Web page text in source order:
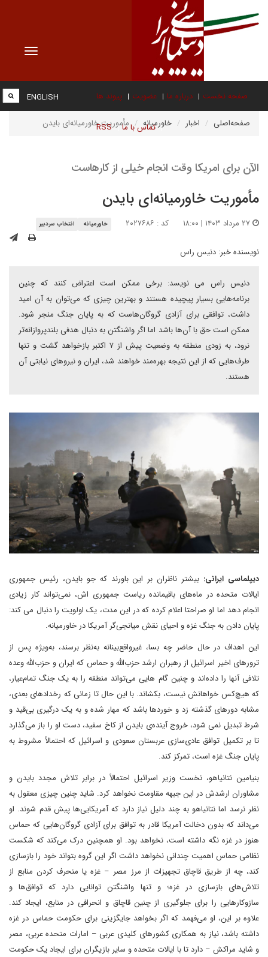
Toggle
صفحه نخست درباره ما عضویت پیوند ها
تماس با ما RSS
ENGLISH
صفحه‌اصلی اخبار خاورمیانه مأموریت خاورمیانه‌ای بایدن
الآن برای امریکا وقت انجام خیلی از کارهاست
مأموریت خاورمیانه‌ای بایدن
کد : ۲۰۲۷۶۸۶ خاورمیانه انتخاب سردبیر
نویسنده خبر: دنیس راس
دنیس راس می نویسد: برخی ممکن است اعتراض کنند که چنین
برنامه‌هایی بسیار پیچیده هستند و بهترین چیزی که می‌توان به آن امید
داشت، توافقی برای آزادی گروگان‌هاست که به پایان جنگ منجر شود.
ممکن است حق با آن‌ها باشد اما اگر واشنگتن به دنبال هدفی بلندپروازانه‌تر
نرود، به زودی منطقه به وضعیت پیش از ۷ اکتبر بازخواهد گشت و تنها
طرف‌هایی که از این نتیجه بهره‌مند خواهند شد، ایران و نیروهای نیابتی آن
هستند.
دیپلماسی ایرانی: بیشتر ناظران بر این باورند که جو بایدن، رئیس جمهوری
ایالات متحده در ماه‌های باقیمانده ریاست جمهوری اش، نمی‌تواند کار زیادی
انجام دهد اما او صراحتا اعلام کرده که در این مدت، یک اولویت را دنبال می کند:
پایان دادن به جنگ غزه و احیای نقش میانجی‌گر آمریکا در خاورمیانه.
این اهداف در حال حاضر چه بسا، غیرواقع‌بینانه به‌نظر برسند، به‌ویژه پس از
ترورهای اخیر اسرائیل از رهبران ارشد حزب‌الله و حماس که ایران و حزب‌الله وعده
تلافی آنها را داده‌اند و چنین گام هایی می‌تواند منطقه را به یک جنگ تمام‌عیار،
که هیچ‌کس خواهانش نیست، بکشاند. با این حال تا زمانی که رخدادهای بعدی،
مشابه دورهای گذشته زد و خوردها باشد که مهار شده و به یک درگیری بی‌قید و
شرط تبدیل نمی شود، خروج آینده‌ی بایدن از کاخ سفید، دست او را باز می‌گذارد
تا بر تکمیل توافق عادی‌سازی عربستان سعودی و اسرائیل که احتمالاً مشروط به
پایان جنگ غزه است، تمرکز کند.
بنیامین نتانیاهو، نخست وزیر اسرائیل احتمالاً در برابر تلاش مجدد بایدن و
مشاوران ارشدش در این جبهه مقاومت نخواهد کرد. شاید چنین چیزی معقول به
نظر نرسد اما نتانیاهو به چند دلیل نیاز دارد که آمریکایی‌ها پیش قدم شوند. او
می‌داند که بدون دخالت آمریکا قادر به توافق برای آزادی گروگان‌هایی که حماس
هنوز در غزه نگه داشته است، نخواهد بود. او همچنین درک می‌کند که شکست
نظامی حماس اهمیت چندانی نخواهد داشت اگر این گروه بتواند خود را بازسازی
کند، چه از طریق قاچاق تجهیزات از مرز مصر – غزه یا منحرف کردن منابع از
تلاش‌های بازسازی در غزه؛ و تنها واشنگتن توانایی دارد که توافق‌ها و
سازوکار‌هایی را برای جلوگیری از چنین قاچاق و انحرافی در منابع، ایجاد کند.
علاوه بر این، او می‌فهمد که اگر بخواهد جایگزینی برای حکومت حماس در غزه
داشته باشد، نیاز به همکاری کشورهای کلیدی عربی – امارات متحده عربی، مصر
و شاید مراکش – دارد تا با ایالات متحده و سایر بازیگران برای ایجاد یک حکومت